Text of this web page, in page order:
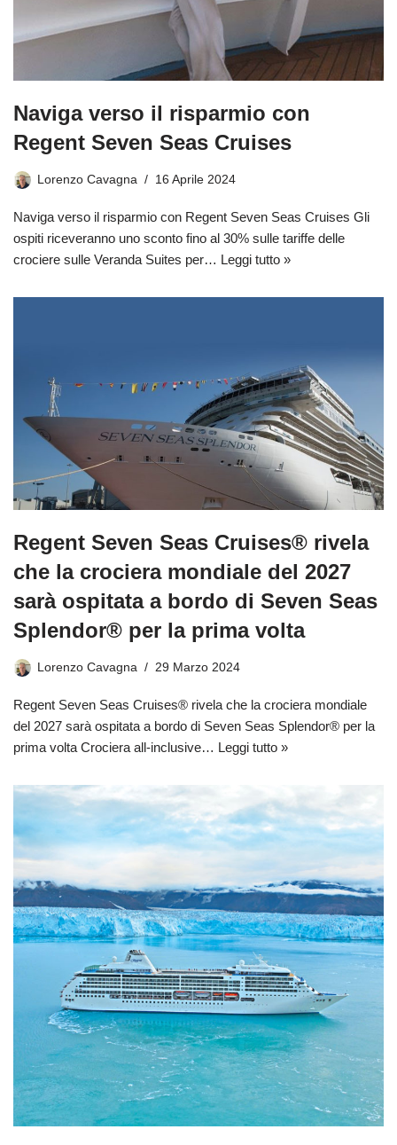
Naviga verso il risparmio con
Regent Seven Seas Cruises
Lorenzo Cavagna 16 Aprile 2024
Naviga verso il risparmio con Regent Seven Seas Cruises Gli
ospiti riceveranno uno sconto fino al 30% sulle tariffe delle
crociere sulle Veranda Suites per… Leggi tutto »
Regent Seven Seas Cruises® rivela
che la crociera mondiale del 2027
sarà ospitata a bordo di Seven Seas
Splendor® per la prima volta
Lorenzo Cavagna 29 Marzo 2024
Regent Seven Seas Cruises® rivela che la crociera mondiale
del 2027 sarà ospitata a bordo di Seven Seas Splendor® per la
prima volta Crociera all-inclusive… Leggi tutto »